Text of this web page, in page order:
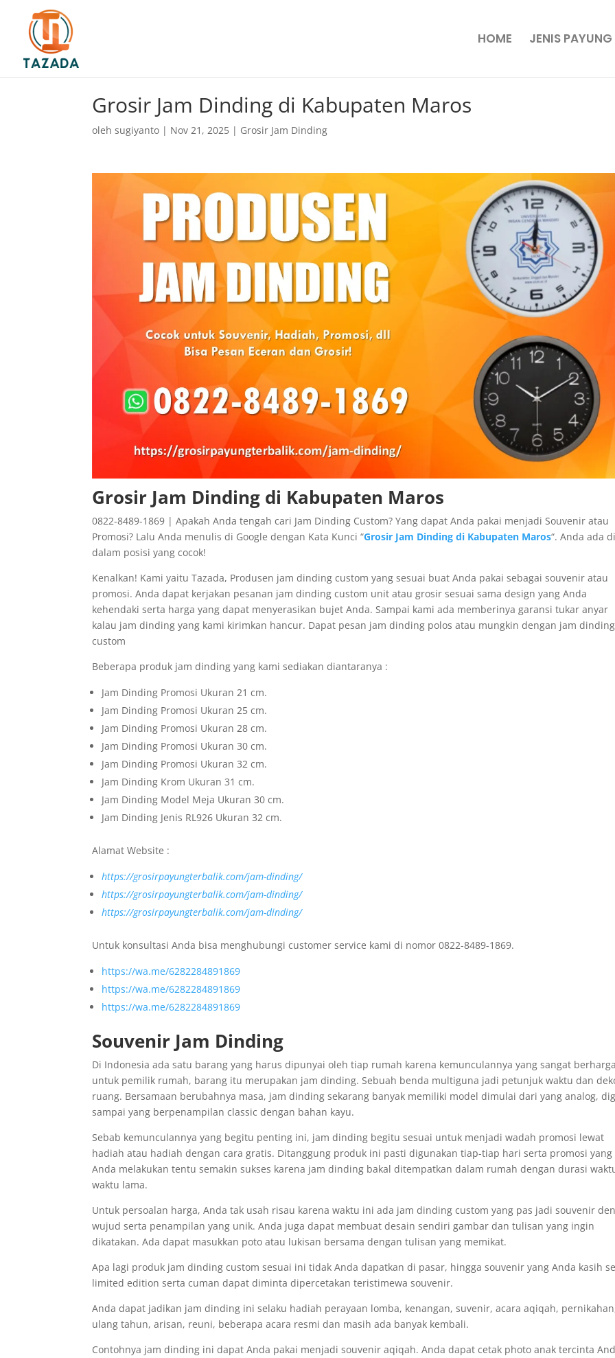
HOME JENIS PAYUNG
Grosir Jam Dinding di Kabupaten Maros
olehsugiyanto | Nov 21, 2025 | Grosir Jam Dinding
Grosir Jam Dinding di Kabupaten Maros
0822-8489-1869 | Apakah Anda tengah cari Jam Dinding Custom? Yang dapat Anda pakai menjadi Souvenir atau
Promosi? Lalu Anda menulis di Google dengan Kata Kunci “Grosir Jam Dinding di Kabupaten Maros“. Anda ada di
dalam posisi yang cocok!
Kenalkan! Kami yaitu Tazada, Produsen jam dinding custom yang sesuai buat Anda pakai sebagai souvenir atau
promosi. Anda dapat kerjakan pesanan jam dinding custom unit atau grosir sesuai sama design yang Anda
kehendaki serta harga yang dapat menyerasikan bujet Anda. Sampai kami ada memberinya garansi tukar anyar
kalau jam dinding yang kami kirimkan hancur. Dapat pesan jam dinding polos atau mungkin dengan jam dinding
custom
Beberapa produk jam dinding yang kami sediakan diantaranya :
Jam Dinding Promosi Ukuran 21 cm.
Jam Dinding Promosi Ukuran 25 cm.
Jam Dinding Promosi Ukuran 28 cm.
Jam Dinding Promosi Ukuran 30 cm.
Jam Dinding Promosi Ukuran 32 cm.
Jam Dinding Krom Ukuran 31 cm.
Jam Dinding Model Meja Ukuran 30 cm.
Jam Dinding Jenis RL926 Ukuran 32 cm.
Alamat Website :
https://grosirpayungterbalik.com/jam-dinding/
https://grosirpayungterbalik.com/jam-dinding/
https://grosirpayungterbalik.com/jam-dinding/
Untuk konsultasi Anda bisa menghubungi customer service kami di nomor 0822-8489-1869.
https://wa.me/6282284891869
https://wa.me/6282284891869
https://wa.me/6282284891869
Souvenir Jam Dinding
Di Indonesia ada satu barang yang harus dipunyai oleh tiap rumah karena kemunculannya yang sangat berharga
untuk pemilik rumah, barang itu merupakan jam dinding. Sebuah benda multiguna jadi petunjuk waktu dan
ruang. Bersamaan berubahnya masa, jam dinding sekarang banyak memiliki model dimulai dari yang analog,
sampai yang berpenampilan classic dengan bahan kayu.
Sebab kemunculannya yang begitu penting ini, jam dinding begitu sesuai untuk menjadi wadah promosi lewat
hadiah atau hadiah dengan cara gratis. Ditanggung produk ini pasti digunakan tiap-tiap hari serta promosi yang
Anda melakukan tentu semakin sukses karena jam dinding bakal ditempatkan dalam rumah dengan durasi
waktu lama.
Untuk persoalan harga, Anda tak usah risau karena waktu ini ada jam dinding custom yang pas jadi souvenir
wujud serta penampilan yang unik. Anda juga dapat membuat desain sendiri gambar dan tulisan yang ingin
dikatakan. Ada dapat masukkan poto atau lukisan bersama dengan tulisan yang memikat.
Apa lagi produk jam dinding custom sesuai ini tidak Anda dapatkan di pasar, hingga souvenir yang Anda kasih
limited edition serta cuman dapat diminta dipercetakan teristimewa souvenir.
Anda dapat jadikan jam dinding ini selaku hadiah perayaan lomba, kenangan, suvenir, acara aqiqah,
ulang tahun, arisan, reuni, beberapa acara resmi dan masih ada banyak kembali.
Contohnya jam dinding ini dapat Anda pakai menjadi souvenir aqiqah. Anda dapat cetak photo anak tercinta